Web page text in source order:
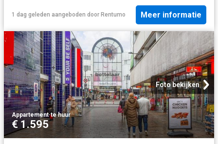
1 dag geleden aangeboden door Rentumo Meer informatie
Foto bekijken
Appartement·te huur
€ 1.595